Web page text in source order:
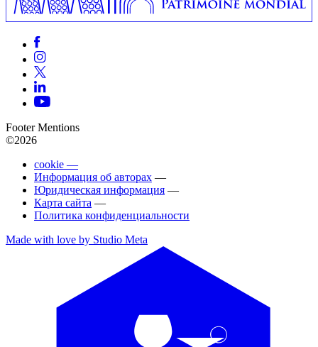
Footer Mentions
©2026
cookie —
Информация об авторах —
Юридическая информация —
Карта сайта —
Политика конфиденциальности
Made with love by Studio Meta